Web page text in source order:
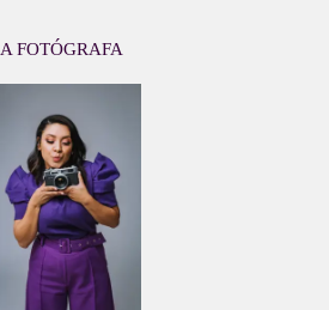
A FOTÓGRAFA